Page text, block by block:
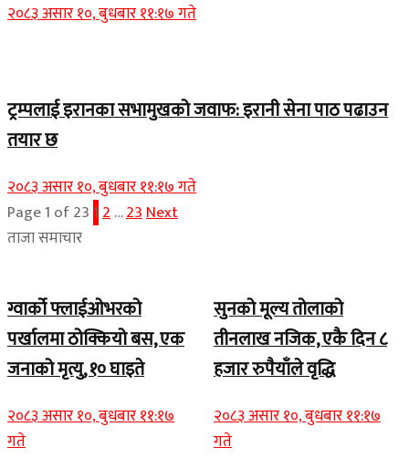
२०८३ असार १०, बुधबार ११:१७ गते
ट्रम्पलाई इरानका सभामुखको जवाफ: इरानी सेना पाठ पढाउन
तयार छ
२०८३ असार १०, बुधबार ११:१७ गते
Page 1 of 23 12…23Next
ताजा समाचार
ग्वार्को फ्लाईओभरको
पर्खालमा ठोक्कियो बस, एक
जनाको मृत्यु, १० घाइते
२०८३ असार १०, बुधबार ११:१७
गते
सुनको मूल्य तोलाको
तीनलाख नजिक, एकै दिन ८
हजार रुपैयाँले वृद्धि
२०८३ असार १०, बुधबार ११:१७
गते